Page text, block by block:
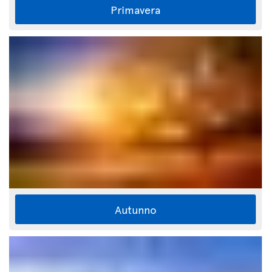
Primavera
Autunno